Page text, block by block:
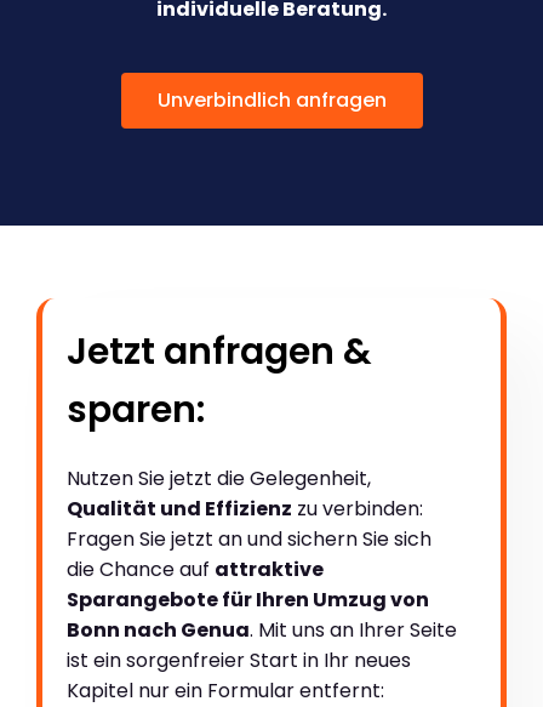
individuelle Beratung.
Unverbindlich anfragen
Jetzt anfragen &
sparen:
Nutzen Sie jetzt die Gelegenheit,
Qualität und Effizienz zu verbinden:
Fragen Sie jetzt an und sichern Sie sich
die Chance auf attraktive
Sparangebote für Ihren Umzug von
Bonn nach Genua. Mit uns an Ihrer Seite
ist ein sorgenfreier Start in Ihr neues
Kapitel nur ein Formular entfernt: